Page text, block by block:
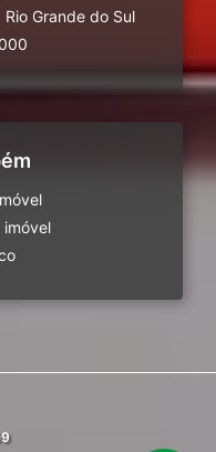
Rio Grande do Sul
imóvel